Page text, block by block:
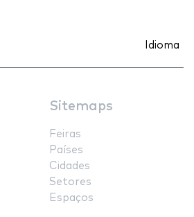
Idioma
Sitemaps
Feiras
Países
Cidades
Setores
Espaços